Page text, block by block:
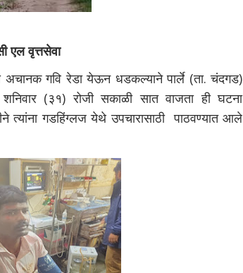
एल वृत्तसेवा
गवि रेडा येऊन धडकल्याने पार्ले (ता. चंदगड)
(३१) रोजी सकाळी सात वाजता ही घटना
त्यांना गडहिंग्लज येथे उपचारासाठी पाठवण्यात आले